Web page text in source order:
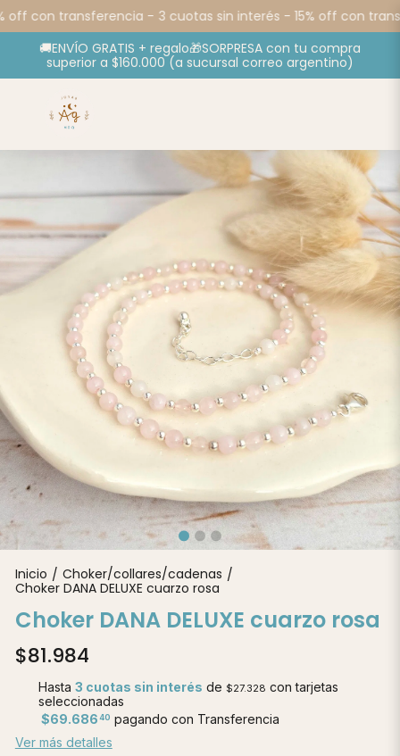
con transferencia - 3 cuotas sin interés - 15% off con
🚚ENVÍO GRATIS + regalo🎁SORPRESA con tu compra
superior a $160.000 (a sucursal correo argentino)
Inicio / Choker/collares/cadenas /
Choker DANA DELUXE cuarzo rosa
Choker DANA DELUXE cuarzo rosa
$81.984
Hasta3 cuotas sin interés de $27.328 con tarjetas
seleccionadas
$69.68640 pagando con Transferencia
Ver más detalles